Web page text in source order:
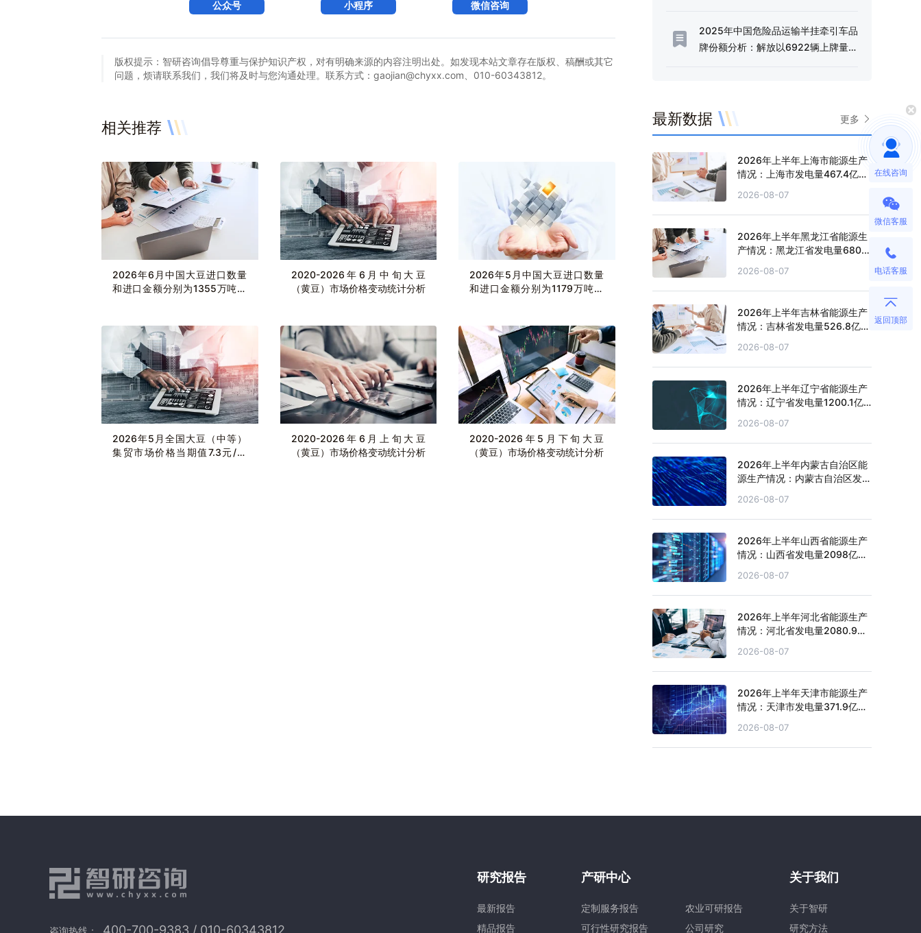
公众号 小程序 微信咨询
版权提示：智研咨询倡导尊重与保护知识产权，对有明确来源的内容注明出处。如发现本站文章存在版权、稿酬或其它
问题，烦请联系我们，我们将及时与您沟通处理。联系方式：gaojian@chyxx.com、010-60343812。
相关推荐
2026年6月中国大豆进口数量
和进口金额分别为1355万吨和
2020-2026年6月中旬大豆
（黄豆）市场价格变动统计分析
2026年5月中国大豆进口数量
和进口金额分别为1179万吨和
2026年5月全国大豆（中等）
集贸市场价格当期值7.3元/公
2020-2026年6月上旬大豆
（黄豆）市场价格变动统计分析
2020-2026年5月下旬大豆
（黄豆）市场价格变动统计分析
2025年中国危险品运输半挂牵引车品
牌份额分析：解放以6922辆上牌量、
最新数据 更多
2026年上半年上海市能源生产
情况：上海市发电量467.4亿千
2026-08-07
2026年上半年黑龙江省能源生
产情况：黑龙江省发电量680.4
2026-08-07
2026年上半年吉林省能源生产
情况：吉林省发电量526.8亿千
2026-08-07
2026年上半年辽宁省能源生产
情况：辽宁省发电量1200.1亿
2026-08-07
2026年上半年内蒙古自治区能
源生产情况：内蒙古自治区发电
2.7%
2026-08-07
2026年上半年山西省能源生产
情况：山西省发电量2098亿千
2026-08-07
2026年上半年河北省能源生产
情况：河北省发电量2080.9亿
2026-08-07
2026年上半年天津市能源生产
情况：天津市发电量371.9亿千
2026-08-07
在线咨询
微信客服
电话客服
返回顶部
咨询热线： 400-700-9383 / 010-60343812
研究报告
最新报告
精品报告
产研中心
定制服务报告
可行性研究报告
农业可研报告
公司研究
关于我们
关于智研
研究方法